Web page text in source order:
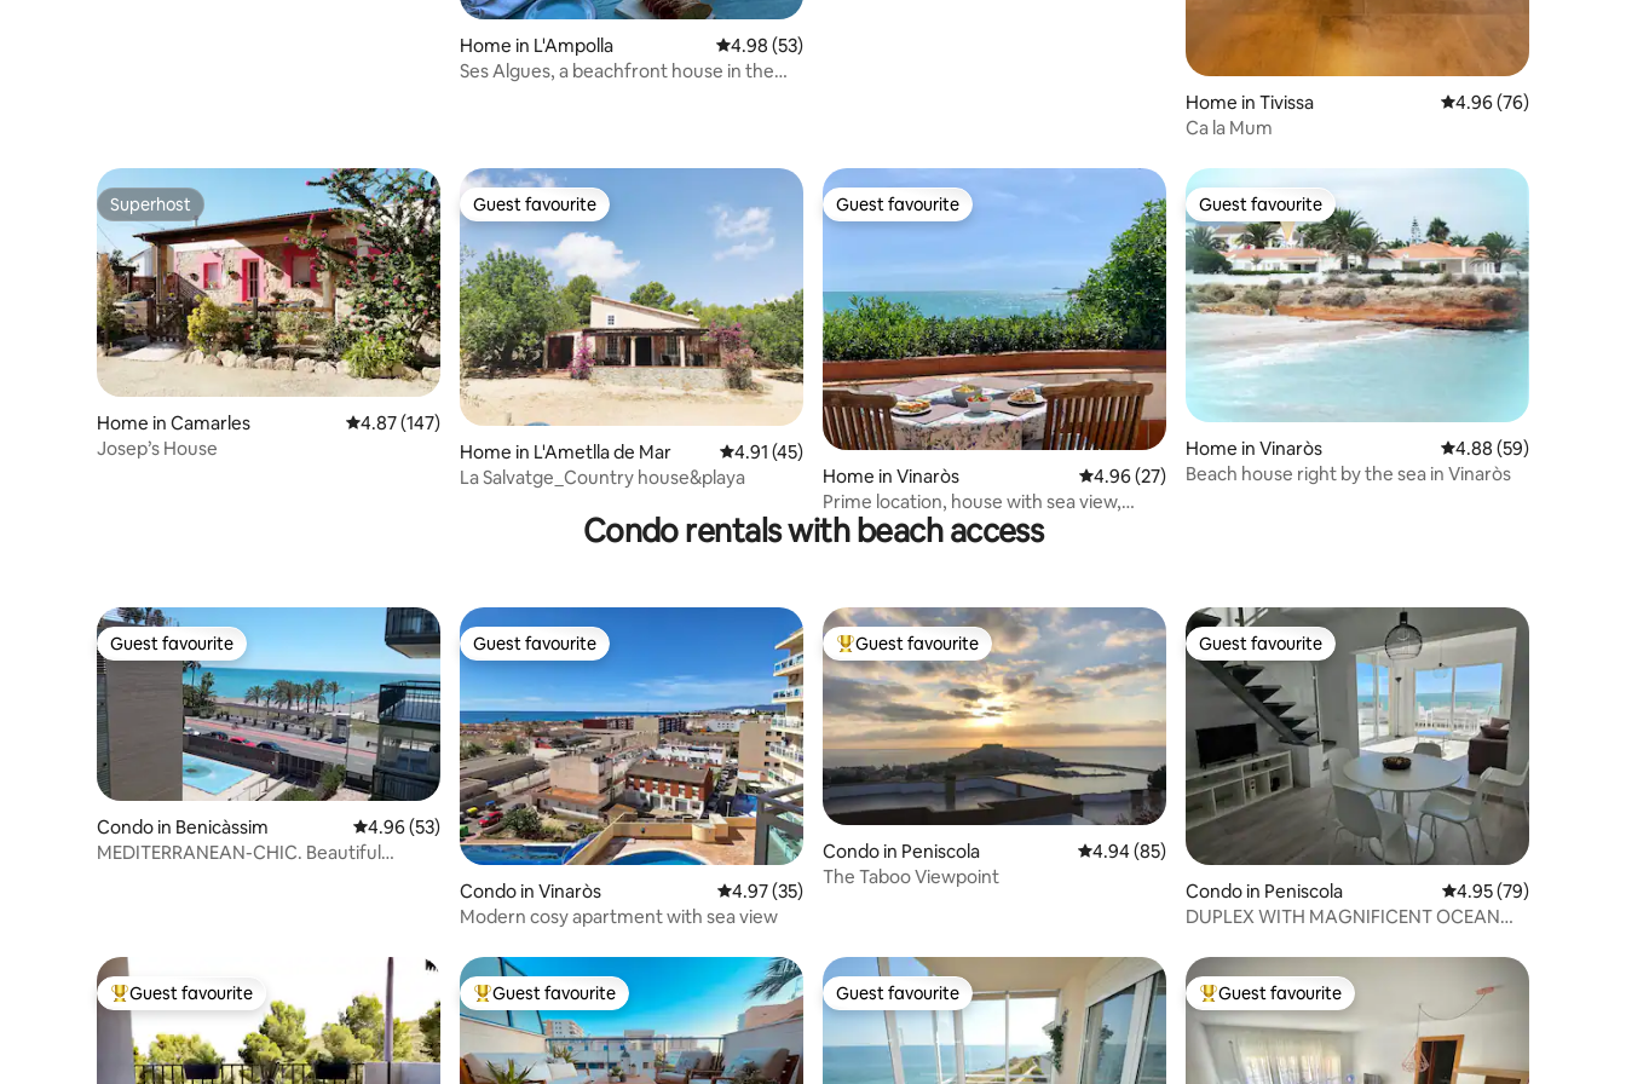
Home in L'Ampolla 4.98 out of 5 average rating, 53 reviews
4.98 (53)
Ses Algues, a beachfront house in the
Home in Tivissa 4.96 out of 5 average
4.96 (76)
Ca la Mum
Superhost
Superhost
Home in Camarles 4.87 out of 5 average rating, 147 reviews
4.87 (147)
Josep’s House
Guest favourite
Guest favourite
Home in L'Ametlla de Mar 4.91 out of 5 average rating, 45 reviews
4.91 (45)
La Salvatge_Country house&playa
Guest favourite
Guest favourite
Home in Vinaròs 4.96 out of 5 average rating, 27 reviews
4.96 (27)
Prime location, house with sea view,
large sun terrace
Guest favourite
Guest favourite
Home in Vinaròs 4.88 out of 5 average
4.88 (59)
Beach house right by the sea in Vinaròs
Condo rentals with beach access
Guest favourite
Guest favourite
Condo in Benicàssim 4.96 out of 5 average rating, 53 reviews
4.96 (53)
MEDITERRANEAN-CHIC. Beautiful
Guest favourite
Guest favourite
Condo in Vinaròs 4.97 out of 5 average rating, 35 reviews
4.97 (35)
Modern cosy apartment with sea view
Top guest favourite
Guest favourite
Condo in Peniscola 4.94 out of 5 average rating, 85 reviews
4.94 (85)
The Taboo Viewpoint
Guest favourite
Guest favourite
Condo in Peniscola 4.95 out of 5 average
4.95 (79)
DUPLEX WITH MAGNIFICENT OCEAN
Top guest favourite
Guest favourite Top guest favourite
Guest favourite Guest favourite
Guest favourite Top guest favourite
Guest favourite